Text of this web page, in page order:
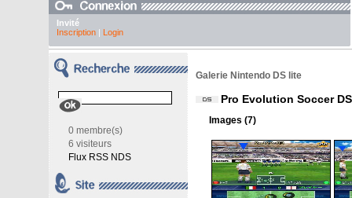
Invité
Inscription| Login
0 membre(s)
6 visiteurs
Flux RSS NDS
Galerie Nintendo DS lite
Pro Evolution Soccer DS
Images (7)